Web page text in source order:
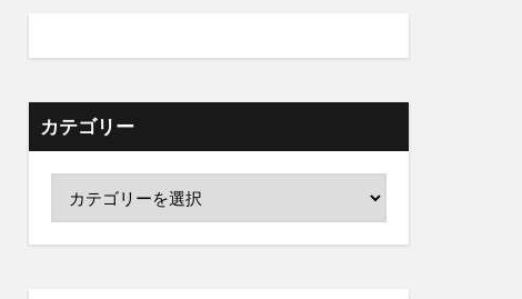
カテゴリー